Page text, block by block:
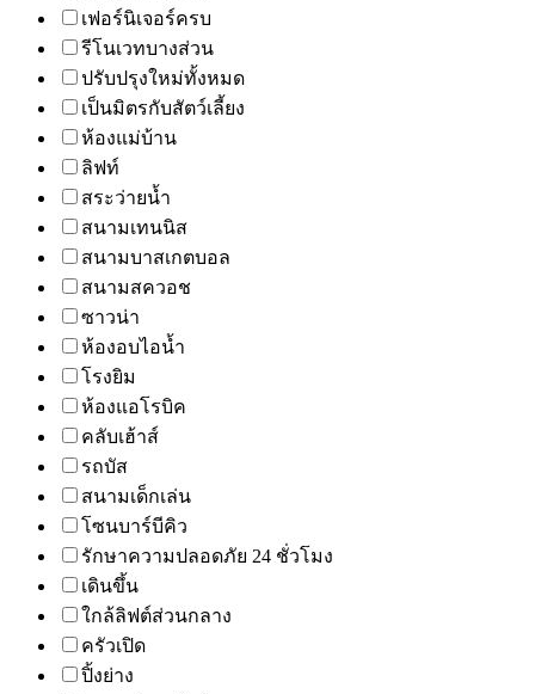
เฟอร์นิเจอร์ครบ
รีโนเวทบางส่วน
ปรับปรุงใหม่ทั้งหมด
เป็นมิตรกับสัตว์เลี้ยง
ห้องแม่บ้าน
ลิฟท์
สระว่ายน้ำ
สนามเทนนิส
สนามบาสเกตบอล
สนามสควอช
ซาวน่า
ห้องอบไอน้ำ
โรงยิม
ห้องแอโรบิค
คลับเฮ้าส์
รถบัส
สนามเด็กเล่น
โซนบาร์บีคิว
รักษาความปลอดภัย 24 ชั่วโมง
เดินขึ้น
ใกล้ลิฟต์ส่วนกลาง
ครัวเปิด
ปิ้งย่าง